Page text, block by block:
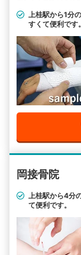
上桂駅から1分
すくて便利です。
岡接骨院
上桂駅から4分
て便利です。